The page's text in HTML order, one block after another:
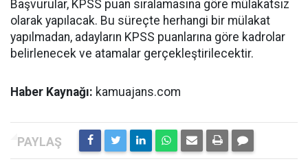
Başvurular, KPSS puan sıralamasına göre mülakatsız
olarak yapılacak. Bu süreçte herhangi bir mülakat
yapılmadan, adayların KPSS puanlarına göre kadrolar
belirlenecek ve atamalar gerçekleştirilecektir.
Haber Kaynağı: kamuajans.com